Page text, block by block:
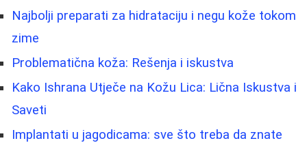
Najbolji preparati za hidrataciju i negu kože tokom
zime
Problematična koža: Rešenja i iskustva
Kako Ishrana Utječe na Kožu Lica: Lična Iskustva i
Saveti
Implantati u jagodicama: sve što treba da znate